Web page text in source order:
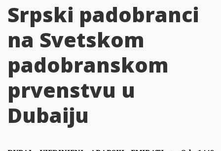
Srpski padobranci
na Svetskom
padobranskom
prvenstvu u
Dubaiju